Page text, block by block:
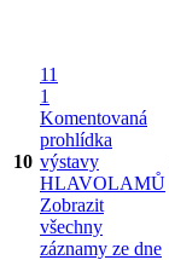
10
11
1
Komentovaná
prohlídka
výstavy
HLAVOLAMŮ
Zobrazit
všechny
záznamy ze dne